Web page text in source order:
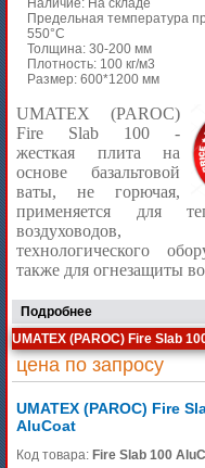
Наличие: На складе
Предельная температура
550°C
Толщина: 30-200 мм
Плотность: 100 кг/м3
Размер: 600*1200 мм
UMATEX (PAROC)
Fire Slab 100 -
жесткая плита на
основе базальтовой
ваты, не горючая,
применяется для
воздуховодов,
технологического
также для огнезащиты
Подробнее
UMATEX (PAROC) Fire Slab
цена по запросу
UMATEX (PAROC) Fire
AluCoat
Код товара: Fire Slab 100